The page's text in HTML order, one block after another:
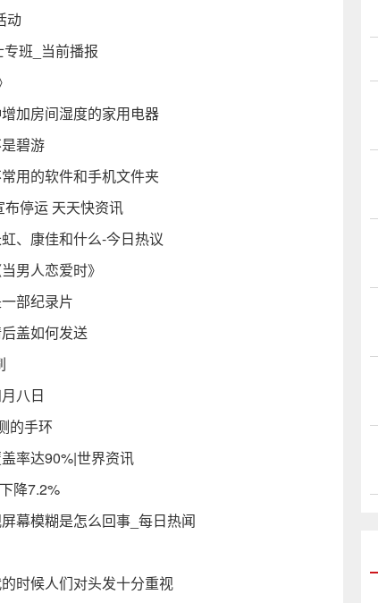
动
班_当前播报
加房间湿度的家用电器
碧游
用的软件和手机文件夹
停运 天天快资讯
、康佳和什么-今日热议
男人恋爱时》
部纪录片
盖如何发送
八日
的手环
率达90%|世界资讯
降7.2%
幕模糊是怎么回事_每日热闻
时候人们对头发十分重视